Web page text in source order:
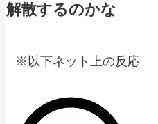
解散するのかな
※以下ネット上の反応